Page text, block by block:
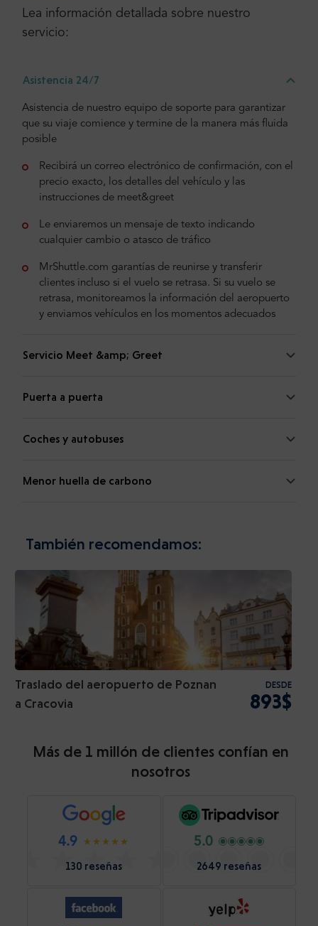
Lea información detallada sobre nuestro
servicio:
Asistencia 24/7
Asistencia de nuestro equipo de soporte para garantizar
que su viaje comience y termine de la manera más fluida
posible
Recibirá un correo electrónico de confirmación, con el
precio exacto, los detalles del vehículo y las
instrucciones de meet&greet
Le enviaremos un mensaje de texto indicando
cualquier cambio o atasco de tráfico
MrShuttle.com garantías de reunirse y transferir
clientes incluso si el vuelo se retrasa. Si su vuelo se
retrasa, monitoreamos la información del aeropuerto
y enviamos vehículos en los momentos adecuados
Servicio Meet &amp; Greet
Puerta a puerta
Coches y autobuses
Menor huella de carbono
También recomendamos:
Traslado del aeropuerto de Poznan
a Cracovia
DESDE
893$
Más de 1 millón de clientes confían en
nosotros
4.9
130 reseñas
5.0
2649 reseñas